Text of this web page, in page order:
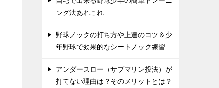
ング法あれこれ
野球ノックの打ち方や上達のコツ＆少
年野球で効果的なシートノック練習
アンダースロー（サブマリン投法）が
打てない理由は？そのメリットとは？